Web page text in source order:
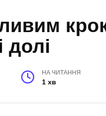
долі
НА ЧИТАННЯ
1 хв